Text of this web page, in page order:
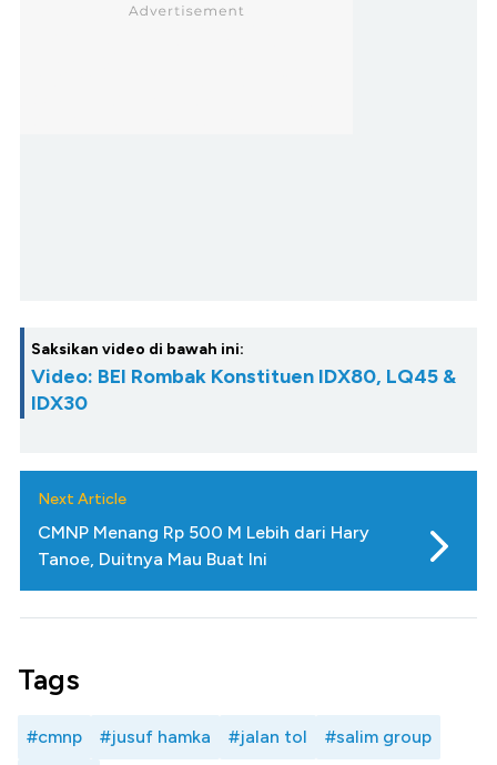
Saksikan video di bawah ini:
Video: BEI Rombak Konstituen IDX80, LQ45 &
IDX30
Next Article
CMNP Menang Rp 500 M Lebih dari Hary
Tanoe, Duitnya Mau Buat Ini
Tags
#cmnp #jusuf hamka #jalan tol #salim group